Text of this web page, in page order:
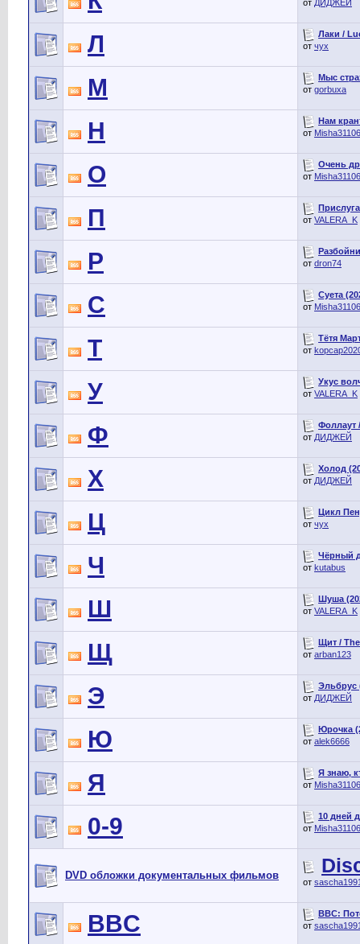
от ДИДЖЕЙ
Л
Лаки /
от чух
М
Мыс
от gorbuxa
Н
Нам
от
О
Очень
от
П
от VALERA_K
Р
от dron74
С
Суета
от
Т
Тётя
от
У
Укус
от VALERA_K
Ф
Фоллаут
от ДИДЖЕЙ
Х
Холод
от ДИДЖЕЙ
Ц
Цикл
от чух
Ч
Чёрный
от kutabus
Ш
Шуша
от VALERA_K
Щ
Щит / The
от arban123
Э
Эльбрус
от ДИДЖЕЙ
Ю
Юрочка
от alek6666
Я
Я знаю,
от
0-9
10 дней
от
DVD обложки документальных фильмов
от
BBC
BBC:
от